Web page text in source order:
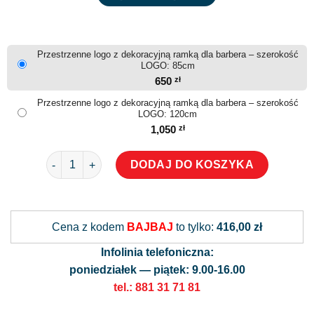
Przestrzenne logo z dekoracyjną ramką dla barbera – szerokość
LOGO: 85cm
650 zł
Przestrzenne logo z dekoracyjną ramką dla barbera – szerokość
LOGO: 120cm
1,050 zł
ilość Przestrzenne logo z dekoracyjną ramką dla
DODAJ DO KOSZYKA
Cena z kodem BAJBAJ to tylko: 416,00 zł
Infolinia telefoniczna:
poniedziałek — piątek: 9.00-16.00
tel.: 881 31 71 81